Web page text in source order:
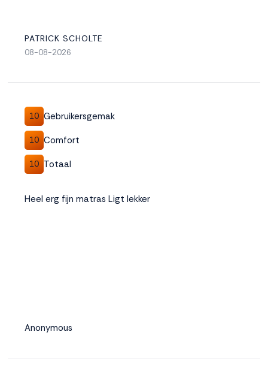
PATRICK SCHOLTE
08-08-2026
10 Gebruikersgemak
10 Comfort
10 Totaal
Heel erg fijn matras Ligt lekker
Anonymous